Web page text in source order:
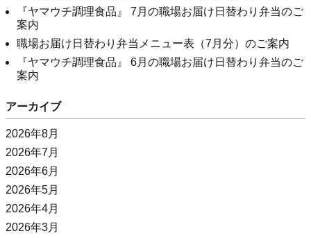
『ヤマウチ調理食品』 7月の職場お届け日替わり弁当のご
案内
職場お届け日替わり弁当メニュー表（7月分）のご案内
『ヤマウチ調理食品』 6月の職場お届け日替わり弁当のご
案内
アーカイブ
2026年8月
2026年7月
2026年6月
2026年5月
2026年4月
2026年3月